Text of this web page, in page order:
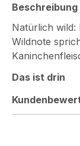
Beschreibung
Natürlich wild:
Wildnote
Das ist drin